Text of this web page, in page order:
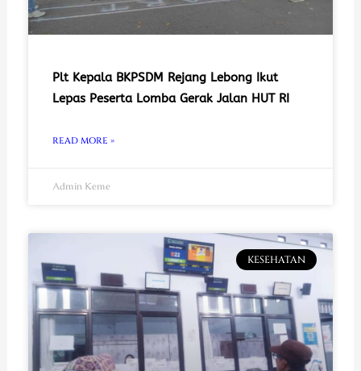
Plt Kepala BKPSDM Rejang Lebong Ikut
Lepas Peserta Lomba Gerak Jalan HUT RI
READ MORE »
Admin Keme
KESEHATAN